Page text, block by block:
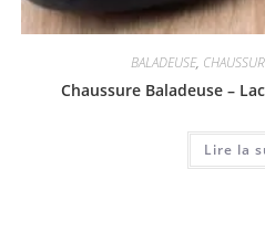
BALADEUSE,
Chaussure Baladeuse –
Lire la